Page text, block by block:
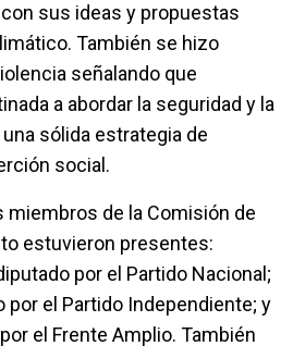
sus ideas y propuestas
También se hizo
señalando que
a abordar la seguridad y la
sólida estrategia de
social.
miembros de la Comisión de
estuvieron presentes:
por el Partido Nacional;
por el Partido Independiente; y
el Frente Amplio. También